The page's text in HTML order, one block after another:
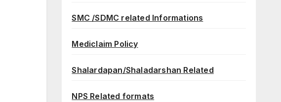
SMC /SDMC related Informations
Mediclaim Policy
Shalardapan/Shaladarshan Related
NPS Related formats